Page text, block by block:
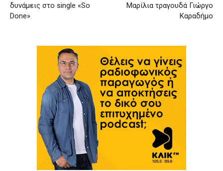
δυνάμεις στο single «So
Done»
Μαρίλια τραγουδά Γιώργο
Καραδήμο